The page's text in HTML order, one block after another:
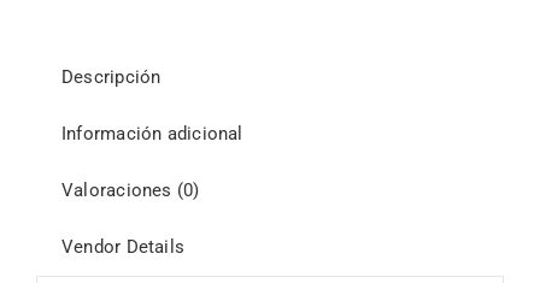
Descripción
Información adicional
Valoraciones (0)
Vendor Details